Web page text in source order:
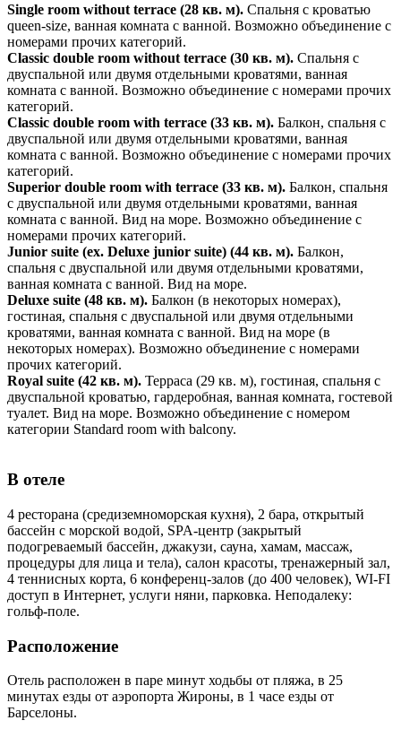
Single room without terrace (28 кв. м). Спальня с кроватью
queen-size, ванная комната с ванной. Возможно объединение с
номерами прочих категорий.
Classic double room without terrace (30 кв. м). Спальня с
двуспальной или двумя отдельными кроватями, ванная
комната с ванной. Возможно объединение с номерами прочих
категорий.
Classic double room with terrace (33 кв. м). Балкон, спальня с
двуспальной или двумя отдельными кроватями, ванная
комната с ванной. Возможно объединение с номерами прочих
категорий.
Superior double room with terrace (33 кв. м). Балкон, спальня
с двуспальной или двумя отдельными кроватями, ванная
комната с ванной. Вид на море. Возможно объединение с
номерами прочих категорий.
Junior suite (ex. Deluxe junior suite) (44 кв. м). Балкон,
спальня с двуспальной или двумя отдельными кроватями,
ванная комната с ванной. Вид на море.
Deluxe suite (48 кв. м). Балкон (в некоторых номерах),
гостиная, спальня с двуспальной или двумя отдельными
кроватями, ванная комната с ванной. Вид на море (в
некоторых номерах). Возможно объединение с номерами
прочих категорий.
Royal suite (42 кв. м). Терраса (29 кв. м), гостиная, спальня с
двуспальной кроватью, гардеробная, ванная комната, гостевой
туалет. Вид на море. Возможно объединение с номером
категории Standard room with balcony.
В отеле
4 ресторана (средиземноморская кухня), 2 бара, открытый
бассейн с морской водой, SPA-центр (закрытый
подогреваемый бассейн, джакузи, сауна, хамам, массаж,
процедуры для лица и тела), салон красоты, тренажерный зал,
4 теннисных корта, 6 конференц-залов (до 400 человек), WI-FI
доступ в Интернет, услуги няни, парковка. Неподалеку:
гольф-поле.
Расположение
Отель расположен в паре минут ходьбы от пляжа, в 25
минутах езды от аэропорта Жироны, в 1 часе езды от
Барселоны.